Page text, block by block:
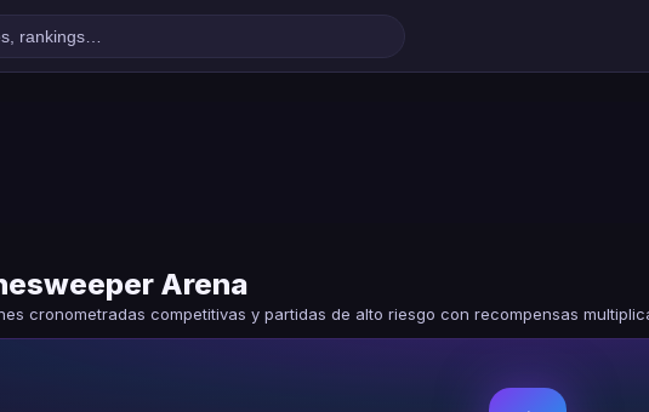
Arena
cronometradas competitivas y partidas de alto riesgo con recompensas